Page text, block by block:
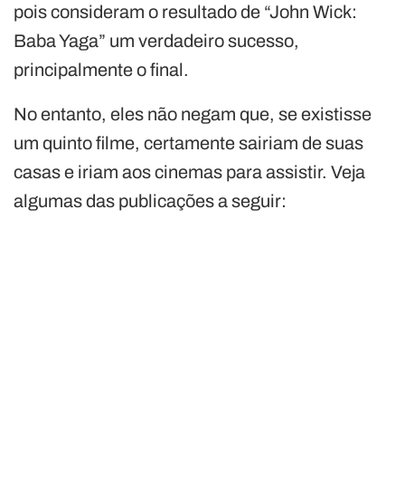
pois consideram o resultado de “John Wick:
Baba Yaga” um verdadeiro sucesso,
principalmente o final.
No entanto, eles não negam que, se existisse
um quinto filme, certamente sairiam de suas
casas e iriam aos cinemas para assistir. Veja
algumas das publicações a seguir: